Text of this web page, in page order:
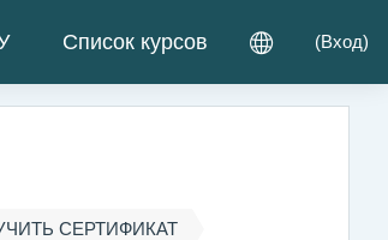
Список курсов (Вход)
СЕРТИФИКАТ